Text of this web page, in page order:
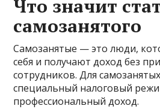
Что значит
самозанятого
Самозанятые — это люди,
себя и получают доход без
сотрудников. Для
специальный налоговый
профессиональный доход.